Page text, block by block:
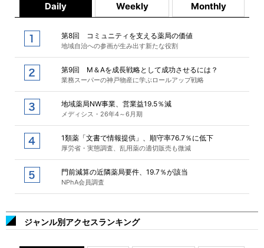
Daily Weekly Monthly
第8回 コミュニティを支える薬局の価値
地域自治への参画が生み出す新たな役割
第9回 M＆Aを成長戦略として成功させるには？
業務スーパーの神戸物産に学ぶロールアップ戦略
地域薬局NW事業、営業益19.5％減
メディシス・26年4～6月期
1類薬「文書で情報提供」、順守率76.7％に低下
厚労省・実態調査、乱用薬の適切販売も微減
門前減算の近隣薬局要件、19.7％が該当
NPhA会員調査
ジャンル別アクセスランキング